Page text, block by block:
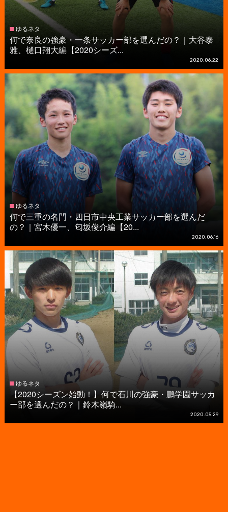
ゆるネタ
何で奈良の強豪・一条サッカー部を選んだの？｜大谷泰
雅、樋口翔大編【2020シーズ...
2020.06.22
ゆるネタ
何で三重の名門・四日市中央工業サッカー部を選んだ
の？｜宮木優一、匂坂俊介編【20...
2020.06.16
ゆるネタ
【2020シーズン始動！】何で石川の強豪・鵬学園サッカ
ー部を選んだの？｜鈴木嶺騎...
2020.05.29